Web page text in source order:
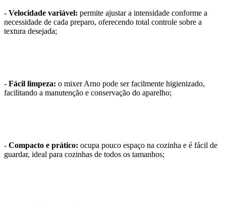
- Velocidade variável: permite ajustar a intensidade conforme a
necessidade de cada preparo, oferecendo total controle sobre a
textura desejada;
- Fácil limpeza: o mixer Arno pode ser facilmente higienizado,
facilitando a manutenção e conservação do aparelho;
- Compacto e prático: ocupa pouco espaço na cozinha e é fácil de
guardar, ideal para cozinhas de todos os tamanhos;